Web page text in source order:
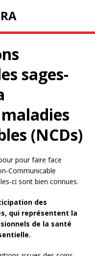
sages-
(NCDs)
pour faire face
Communicable
ci sont bien connues.
des
qui représentent la
de la santé